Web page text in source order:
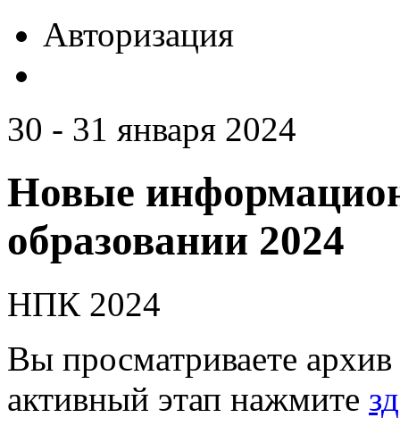
Авторизация
30 - 31 января 2024
Новые
образовании 2024
НПК 2024
Вы просматриваете
активный этап нажмите